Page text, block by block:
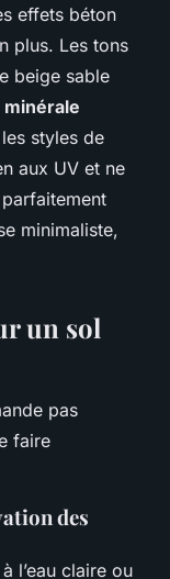
effets béton
plus. Les tons
beige sable
styles de
aux UV et ne
minimaliste,
un sol
pas
faire
des
l’eau claire ou